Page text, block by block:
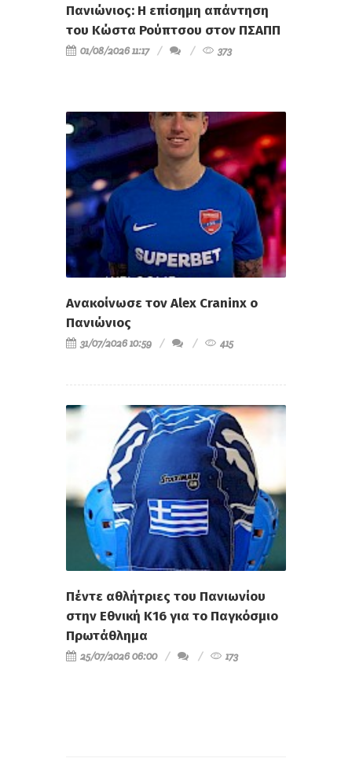
Πανιώνιος: Η επίσημη απάντηση
του Κώστα Ρούπτσου στον ΠΣΑΠΠ
01/08/2026 11:17 373
Ανακοίνωσε τον Alex Craninx ο
Πανιώνιος
31/07/2026 10:59 415
Πέντε αθλήτριες του Πανιωνίου
στην Εθνική Κ16 για το Παγκόσμιο
Πρωτάθλημα
25/07/2026 06:00 173